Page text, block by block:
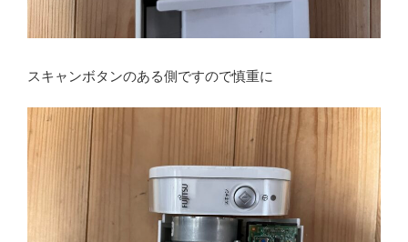
スキャンボタンのある側ですので慎重に